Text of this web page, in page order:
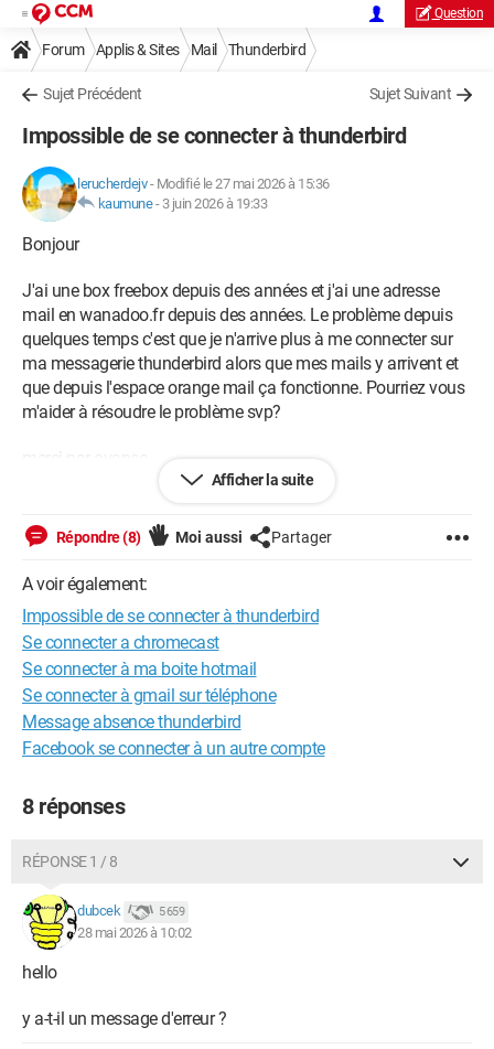
Question
Forum Applis & Sites Mail Thunderbird
Sujet Précédent Sujet Suivant
Impossible de se connecter à thunderbird
lerucherdejv- Modifié le 27 mai 2026 à 15:36
kaumune- 3 juin 2026 à 19:33
Bonjour
J'ai une box freebox depuis des années et j'ai une adresse
mail en wanadoo.fr depuis des années. Le problème depuis
quelques temps c'est que je n'arrive plus à me connecter sur
ma messagerie thunderbird alors que mes mails y arrivent et
que depuis l'espace orange mail ça fonctionne. Pourriez vous
m'aider à résoudre le problème svp?
Afficher la suite
Répondre (8) Moi aussi Partager
A voir également:
Impossible de se connecter à thunderbird
Se connecter a chromecast
Se connecter à ma boite hotmail
Se connecter à gmail sur téléphone
Message absence thunderbird
Facebook se connecter à un autre compte
8 réponses
RÉPONSE 1 / 8
dubcek 5 659
28 mai 2026 à 10:02
hello
y a-t-il un message d'erreur ?